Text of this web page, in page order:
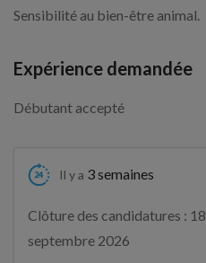
Sensibilité au bien-être animal.
Expérience demandée
Débutant accepté
Il y a 3 semaines
Clôture des candidatures : 18
septembre 2026